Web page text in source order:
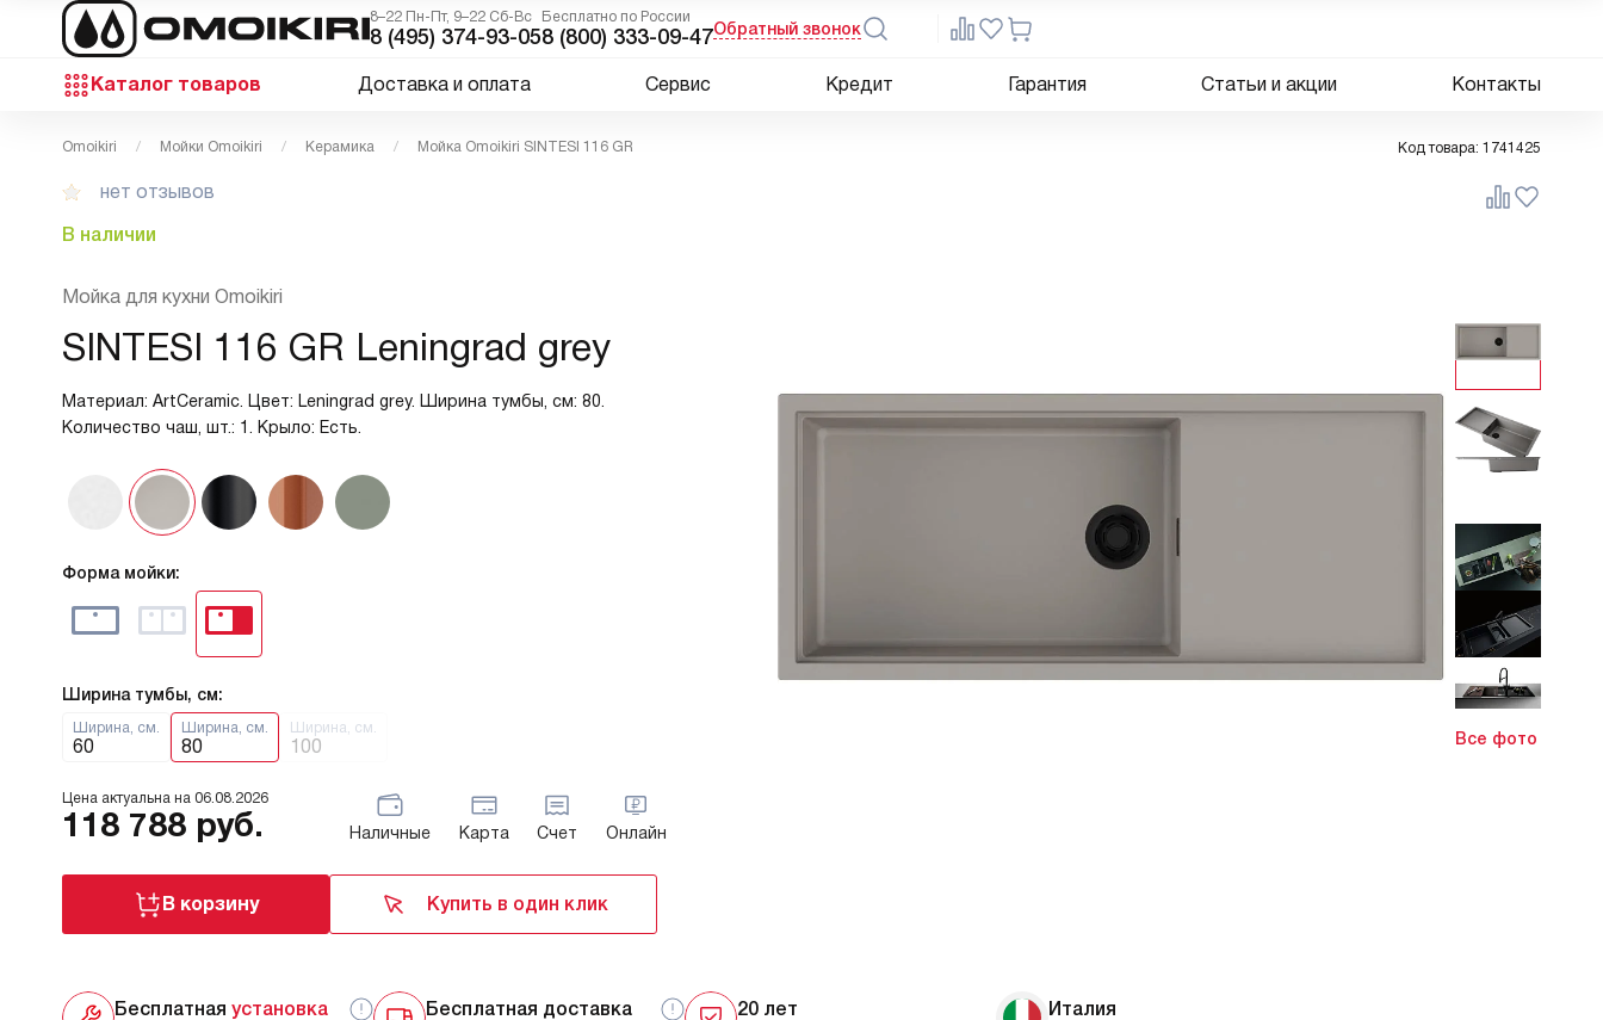
8–22 Пн-Пт, 9–22 Сб-Вс
8 (495) 374-93-05
Бесплатно по России
8 (800) 333-09-47Обратный звонок
Каталог товаров Доставка и оплата Сервис Кредит Гарантия Статьи и акции Контакты
Omoikiri Мойки Omoikiri Керамика Мойка Omoikiri SINTESI 116 GR Код товара: 1741425
нет отзывов
В наличии
Мойка для кухни Omoikiri
SINTESI 116 GR Leningrad grey
Материал: ArtCeramic. Цвет: Leningrad grey. Ширина тумбы, см: 80.
Количество чаш, шт.: 1. Крыло: Есть.
Форма мойки:
Ширина тумбы, см:
Ширина, см.
60
Ширина, см.
80
Ширина, см.
100
Цена актуальна на 06.08.2026
118 788 руб. Наличные Карта Счет Онлайн
В корзину Купить в один клик
Все фото
Бесплатная доставка 20 лет
Бесплатная установка Италия